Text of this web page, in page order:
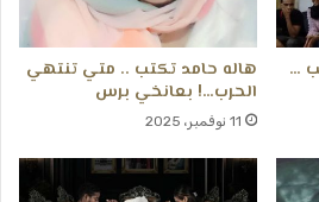
…
هاله حامد تكتب .. متي تنتهي
الحرب…! بعانخي برس
11 نوفمبر، 2025